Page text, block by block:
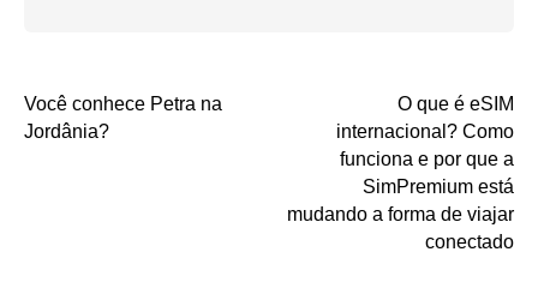
Você conhece Petra na
Jordânia?
O que é eSIM
internacional? Como
funciona e por que a
SimPremium está
mudando a forma de viajar
conectado